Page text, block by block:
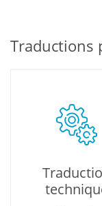
Traductions